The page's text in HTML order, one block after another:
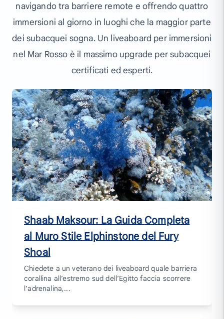
navigando tra barriere remote e offrendo quattro
immersioni al giorno in luoghi che la maggior parte
dei subacquei sogna. Un liveaboard per immersioni
nel Mar Rosso è il massimo upgrade per subacquei
certificati ed esperti.
Shaab Maksour: La Guida Completa
al Muro Stile Elphinstone del Fury
Shoal
Chiedete a un veterano dei liveaboard quale barriera
corallina all’estremo sud dell’Egitto faccia scorrere
l’adrenalina,...